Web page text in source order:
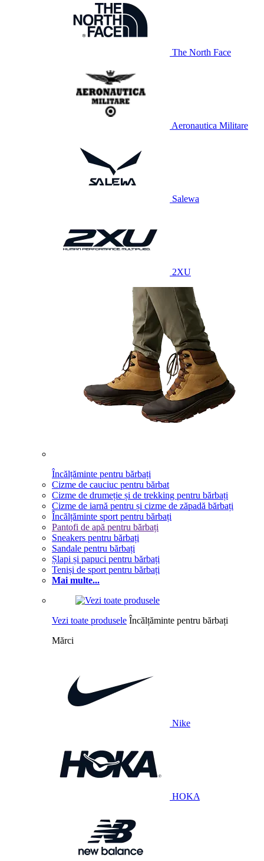
The North Face
Aeronautica Militare
Salewa
2XU
Încălțăminte pentru bărbați
Cizme de cauciuc pentru bărbat
Cizme de drumeție și de trekking pentru bărbați
Cizme de iarnă pentru și cizme de zăpadă bărbați
Încălțăminte sport pentru bărbați
Pantofi de apă pentru bărbați
Sneakers pentru bărbați
Sandale pentru bărbați
Șlapi și papuci pentru bărbați
Teniși de sport pentru bărbați
Mai multe...
Vezi toate produsele Încălțăminte pentru bărbați
Mărci
Nike
HOKA